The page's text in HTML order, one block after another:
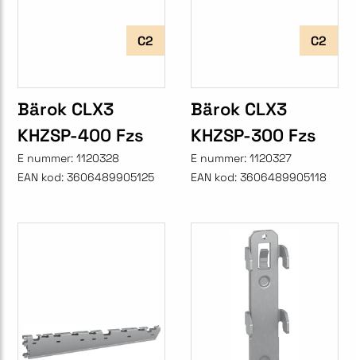
C2
Bärok CLX3
KHZSP-400 Fzs
E nummer: 1120328
EAN kod: 3606489905125
C2
Bärok CLX3
KHZSP-300 Fzs
E nummer: 1120327
EAN kod: 3606489905118